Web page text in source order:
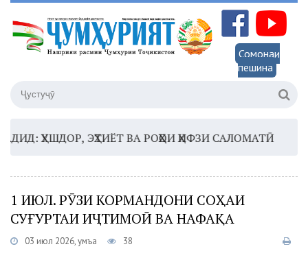
Сомонаи
пешина
ЭҲТИЁТ ВА РОҲҲОИ ҲИФЗИ САЛОМАТӢ16:35
1 ИЮЛ. РӮЗИ КОРМАНДОНИ СОҲАИ
СУҒУРТАИ ИҶТИМОӢ ВА НАФАҚА
03 июл 2026, Ҷумъа 38